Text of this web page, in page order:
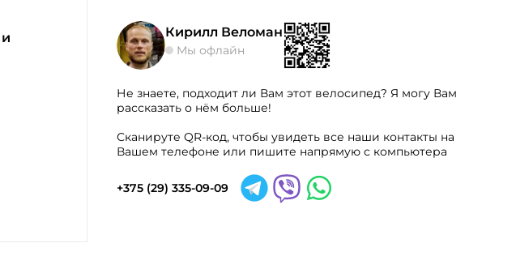
Кирилл Веломан
Мы офлайн
Не знаете, подходит ли Вам этот велосипед? Я могу Вам
рассказать о нём больше!
Сканируте QR-код, чтобы увидеть все наши контакты на
Вашем телефоне или пишите напрямую с компьютера
+375 (29) 335-09-09